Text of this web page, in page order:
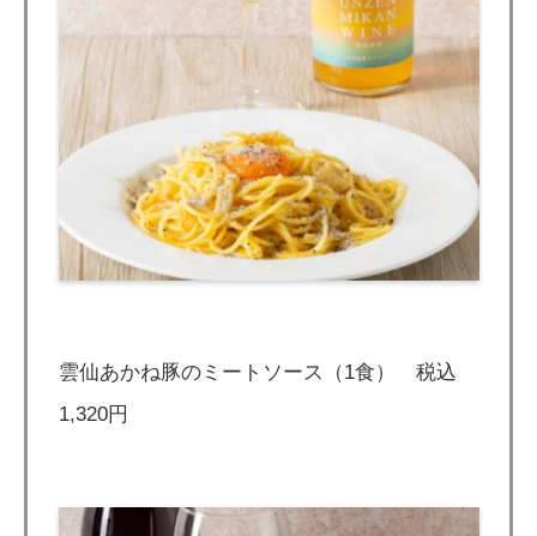
雲仙あかね豚のミートソース（1食） 税込
1,320円